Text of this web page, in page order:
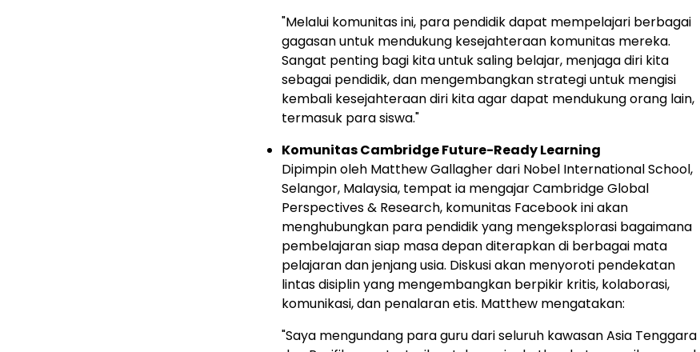
"Melalui komunitas ini, para pendidik dapat mempelajari berbagai
gagasan untuk mendukung kesejahteraan komunitas mereka.
Sangat penting bagi kita untuk saling belajar, menjaga diri kita
sebagai pendidik, dan mengembangkan strategi untuk mengisi
kembali kesejahteraan diri kita agar dapat mendukung orang lain,
termasuk para siswa."
Komunitas Cambridge Future-Ready Learning
Dipimpin oleh Matthew Gallagherdari Nobel International School,
Selangor, Malaysia, tempat ia mengajar Cambridge Global
Perspectives & Research, komunitas Facebook ini akan
menghubungkan para pendidik yang mengeksplorasi bagaimana
pembelajaran siap masa depan diterapkan di berbagai mata
pelajaran dan jenjang usia. Diskusi akan menyoroti pendekatan
lintas disiplin yang mengembangkan berpikir kritis, kolaborasi,
komunikasi, dan penalaran etis. Matthew mengatakan:
"Saya mengundang para guru dari seluruh kawasanAsia Tenggara